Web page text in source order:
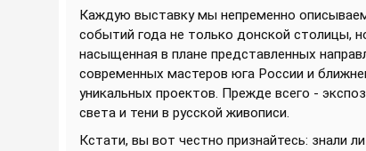
Каждую выставку мы непременно
событий года не только донской столицы,
насыщенная в плане представленных
современных мастеров юга России и
уникальных проектов. Прежде всего -
света и тени в русской живописи.
Кстати, вы вот честно признайтесь: знали